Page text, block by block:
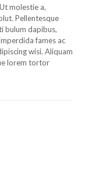
molestie a,
Pellentesque
bulum dapibus,
fames ac
wisi. Aliquam
lorem tortor